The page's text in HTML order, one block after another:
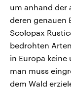
um anhand der
deren genauen
Scolopax
bedrohten
in Europa
man muss
dem Wald